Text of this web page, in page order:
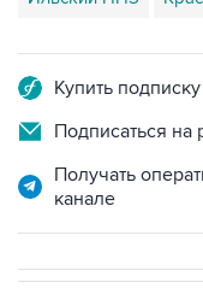
Купить
Подписаться на
Получать
канале